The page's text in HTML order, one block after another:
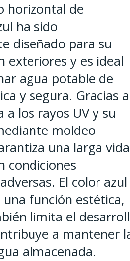
horizontal de
ha sido
diseñado para su
exteriores y es ideal
agua potable de
y segura. Gracias a
a los rayos UV y su
moldeo
una larga vida
condiciones
El color azul
función estética,
limita el
a mantener
almacenada.